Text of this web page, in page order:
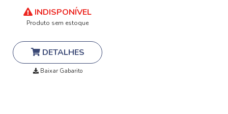
INDISPONÍVEL
Produto sem estoque
DETALHES
Baixar Gabarito